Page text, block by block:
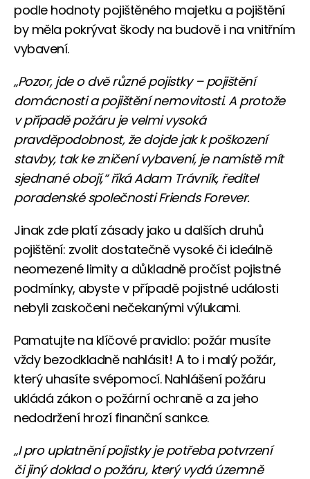
podle hodnoty pojištěného majetku a pojištění
by měla pokrývat škody na budově i na vnitřním
vybavení.
„Pozor, jde o dvě různé pojistky – pojištění
domácnosti a pojištění nemovitosti. A protože
v případě požáru je velmi vysoká
pravděpodobnost, že dojde jak k poškození
stavby, tak ke zničení vybavení, je namístě mít
sjednané obojí,“ říká Adam Trávník, ředitel
poradenské společnosti Friends Forever.
Jinak zde platí zásady jako u dalších druhů
pojištění: zvolit dostatečně vysoké či ideálně
neomezené limity a důkladně pročíst pojistné
podmínky, abyste v případě pojistné události
nebyli zaskočeni nečekanými výlukami.
Pamatujte na klíčové pravidlo: požár musíte
vždy bezodkladně nahlásit! A to i malý požár,
který uhasíte svépomocí. Nahlášení požáru
ukládá zákon o požární ochraně a za jeho
nedodržení hrozí finanční sankce.
„I pro uplatnění pojistky je potřeba potvrzení
či jiný doklad o požáru, který vydá územně